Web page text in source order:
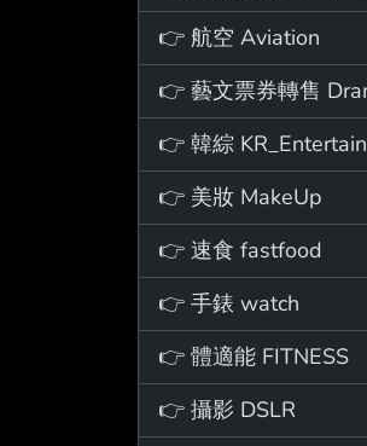
👉 航空 Aviation
👉 韓綜 KR_Entertain
👉 美妝 MakeUp
👉 速食 fastfood
👉 手錶 watch
👉 體適能 FITNESS
👉 攝影 DSLR